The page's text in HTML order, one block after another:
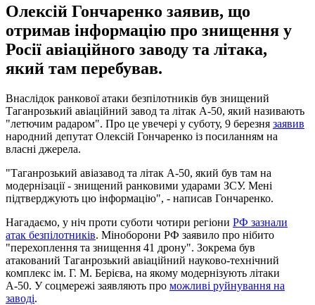
Олексій Гончаренко заявив, що
отримав інформацію про знищення у
Росії авіаційного заводу та літака,
який там перебував.
Внаслідок ранкової атаки безпілотників був знищений
Таганрозький авіаційний завод та літак А-50, який називають
"летючим радаром". Про це увечері у суботу, 9 березня заявив
народний депутат Олексій Гончаренко із посиланням на
власні джерела.
"Таганрозький авіазавод та літак А-50, який був там на
модернізації - знищений ранковими ударами ЗСУ. Мені
підтверджують цю інформацію", - написав Гончаренко.
Нагадаємо, у ніч проти суботи чотири регіони РФ зазнали
атак безпілотників. Міноборони РФ заявило про нібито
"перехоплення та знищення 41 дрону". Зокрема був
атакований Таганрозький авіаційний науково-технічний
комплекс ім. Г. М. Берієва, на якому модернізують літаки
А-50. У соцмережі заявляють про можливі руйнування на
заводі.